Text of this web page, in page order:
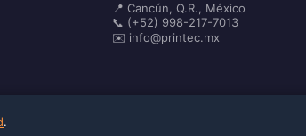
.
📍 Cancún, Q.R., México
📞 (+52) 998-217-7013
✉️ info@printec.mx